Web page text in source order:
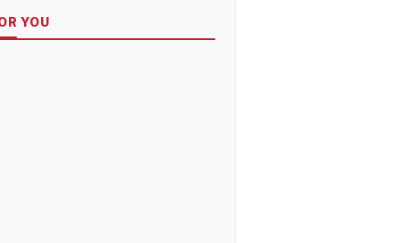
YOU